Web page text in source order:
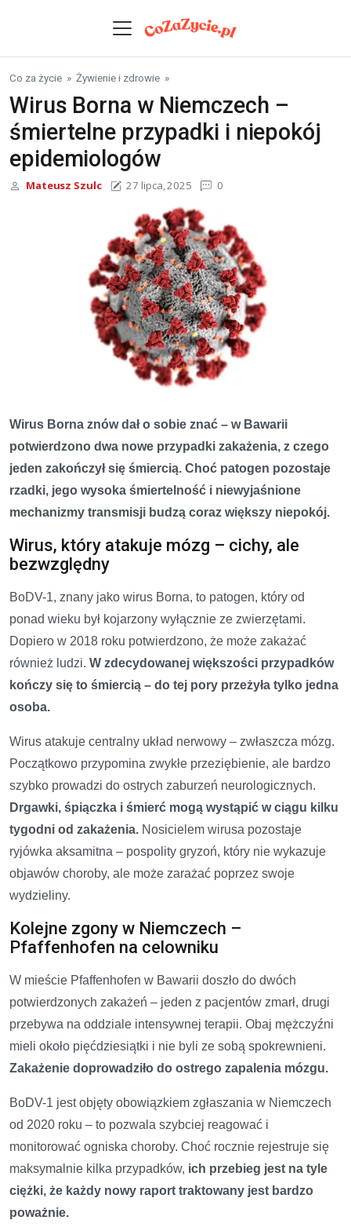
Co za życie » Żywienie i zdrowie »
Wirus Borna w Niemczech –
śmiertelne przypadki i niepokój
epidemiologów
Mateusz Szulc 27 lipca, 2025 0
Wirus Borna znów dał o sobie znać – w Bawarii
potwierdzono dwa nowe przypadki zakażenia, z czego
jeden zakończył się śmiercią. Choć patogen pozostaje
rzadki, jego wysoka śmiertelność i niewyjaśnione
mechanizmy transmisji budzą coraz większy niepokój.
Wirus, który atakuje mózg – cichy, ale
bezwzględny
BoDV-1, znany jako wirus Borna, to patogen, który od
ponad wieku był kojarzony wyłącznie ze zwierzętami.
Dopiero w 2018 roku potwierdzono, że może zakażać
również ludzi. W zdecydowanej większości przypadków
kończy się to śmiercią – do tej pory przeżyła tylko jedna
osoba.
Wirus atakuje centralny układ nerwowy – zwłaszcza mózg.
Początkowo przypomina zwykłe przeziębienie, ale bardzo
szybko prowadzi do ostrych zaburzeń neurologicznych.
Drgawki, śpiączka i śmierć mogą wystąpić w ciągu kilku
tygodni od zakażenia. Nosicielem wirusa pozostaje
ryjówka aksamitna – pospolity gryzoń, który nie wykazuje
objawów choroby, ale może zarażać poprzez swoje
wydzieliny.
Kolejne zgony w Niemczech –
Pfaffenhofen na celowniku
W mieście Pfaffenhofen w Bawarii doszło do dwóch
potwierdzonych zakażeń – jeden z pacjentów zmarł, drugi
przebywa na oddziale intensywnej terapii. Obaj mężczyźni
mieli około pięćdziesiątki i nie byli ze sobą spokrewnieni.
Zakażenie doprowadziło do ostrego zapalenia mózgu.
BoDV-1 jest objęty obowiązkiem zgłaszania w Niemczech
od 2020 roku – to pozwala szybciej reagować i
monitorować ogniska choroby. Choć rocznie rejestruje się
maksymalnie kilka przypadków, ich przebieg jest na tyle
ciężki, że każdy nowy raport traktowany jest bardzo
poważnie.